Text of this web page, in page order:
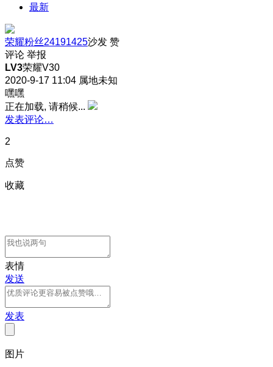
最新
荣耀粉丝24191425沙发 赞
评论 举报
LV3荣耀V30
2020-9-17 11:04 属地未知
嘿嘿
正在加载, 请稍候...
发表评论…
2
点赞
收藏
表情
发送
发表
图片